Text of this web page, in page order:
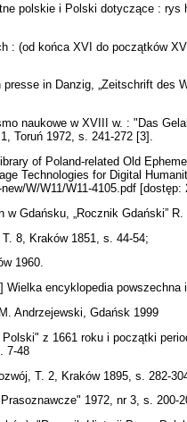
polskie i Polski dotyczące : rys
: (od końca XVI do początków
in Danzig, „Zeitschrift des
naukowe w XVIII w. : "Das
Toruń 1972, s. 241-272 [3].
of Poland-related Old
Technologies for Digital
W/W11/W11-4105.pdf [dostęp:
Gdańsku, „Rocznik Gdański”
8, Kraków 1851, s. 44-54;
1960.
encyklopedia
Andrzejewski, Gdańsk 1999
z 1661 roku i początki
7-48
T. 2, Kraków 1895, s. 282-
1972, nr 3, s. 200-